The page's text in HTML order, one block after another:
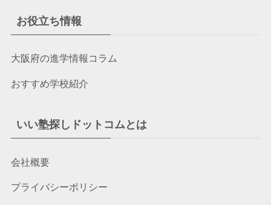
お役立ち情報
大阪府の進学情報コラム
おすすめ学校紹介
いい塾探しドットコムとは
会社概要
プライバシーポリシー